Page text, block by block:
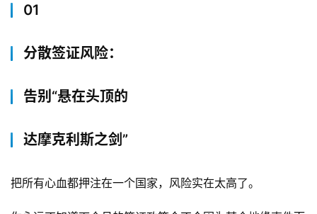
01
分散签证风险：
告别“悬在头顶的
达摩克利斯之剑”
把所有心血都押注在一个国家，风险实在太高了。